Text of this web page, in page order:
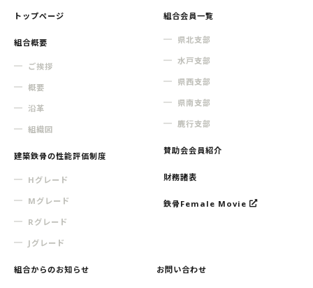
トップページ
組合概要
ご挨拶
概要
沿革
組織図
建築鉄骨の性能評価制度
Hグレード
Mグレード
Rグレード
Jグレード
組合会員一覧
県北支部
水戸支部
県西支部
県南支部
鹿行支部
賛助会会員紹介
財務諸表
鉄骨Female Movie
組合からのお知らせ お問い合わせ